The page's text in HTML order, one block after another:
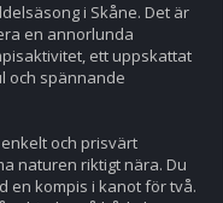
i Skåne. Det är
en annorlunda
ett uppskattat
och spännande
och prisvärt
naturen riktigt nära. Du
en kompis i kanot för två.